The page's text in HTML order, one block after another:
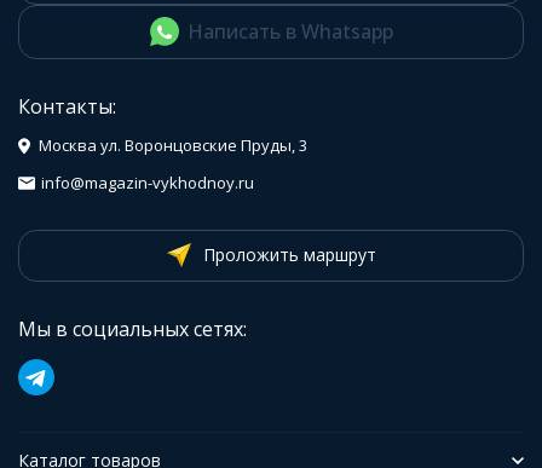
Написать в Whatsapp
Контакты:
Москва ул. Воронцовские Пруды, 3
info@magazin-vykhodnoy.ru
Проложить маршрут
Мы в социальных сетях:
Каталог товаров